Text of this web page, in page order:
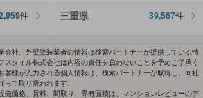
件 三重県 39,567件
会社、外壁塗装業者の情報は検索パートナーが提供している情
スタイル株式会社は内容の責任を負わないことを予めご了承く
客様が入力される個人情報は、検索パートナーが取得し、同社
って取り扱われます。
売価格、賃料、間取り、専有面積は、マンションレビューのデ